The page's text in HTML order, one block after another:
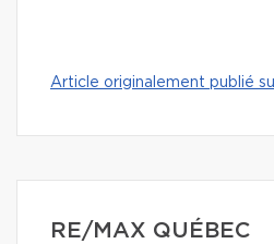
Article originalement publié
RE/MAX QUÉBEC